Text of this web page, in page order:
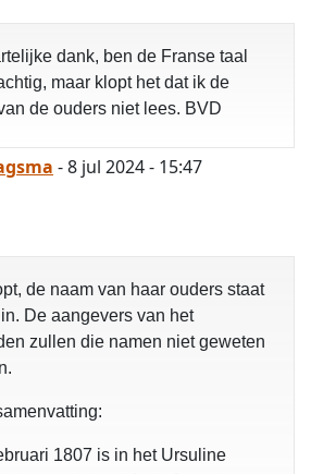
dank, ben de Franse taal
maar klopt het dat ik de
de ouders niet lees. BVD
- 8 jul 2024 - 15:47
de naam van haar ouders staat
De aangevers van het
zullen die namen niet geweten
1807 is in het Ursuline